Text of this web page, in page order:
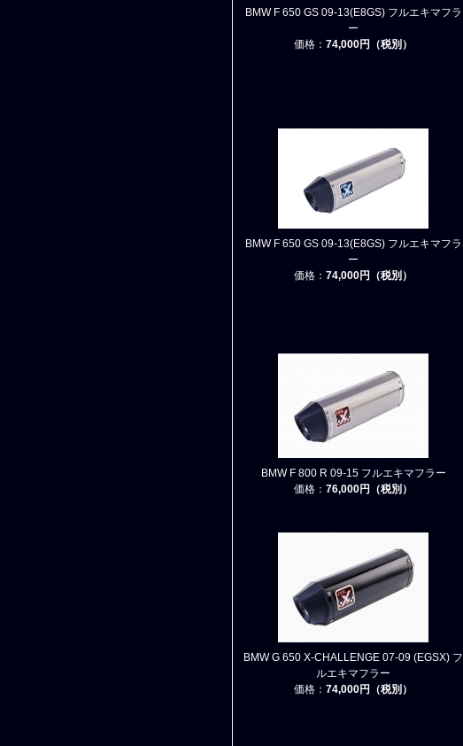
BMW F 650 GS 09-13(E8GS) フルエキマフラ
ー
価格： 74,000円（税別）
BMW F 650 GS 09-13(E8GS) フルエキマフラ
ー
価格： 74,000円（税別）
BMW F 800 R 09-15 フルエキマフラー
価格： 76,000円（税別）
BMW G 650 X-CHALLENGE 07-09 (EGSX) フ
ルエキマフラー
価格： 74,000円（税別）